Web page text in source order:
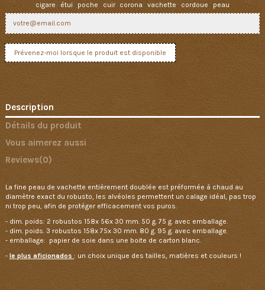
cigare étui poche cuir corona vachette cordoue peau
Description
Détails du produit
Vous aimerez aussi
Reviews(0)
La fine peau de vachette entièrement doublée est préformée à chaud au
diamètre exact du robusto, les alvéoles permettent un calage idéal, pas trop
ni trop peu, afin de protéger efficacement vos puros.
- dim. poids: 2 robustos 158x 56x 30 mm. 50 g. 75 g. avec emballage.
- dim. poids. 3 robustos 158x 75x 30 mm. 80 g. 95 g. avec emballage.
- emballage: papier de soie dans une boite de carton blanc.
- le plus aficionados : un choix unique des tailles, matières et couleurs !